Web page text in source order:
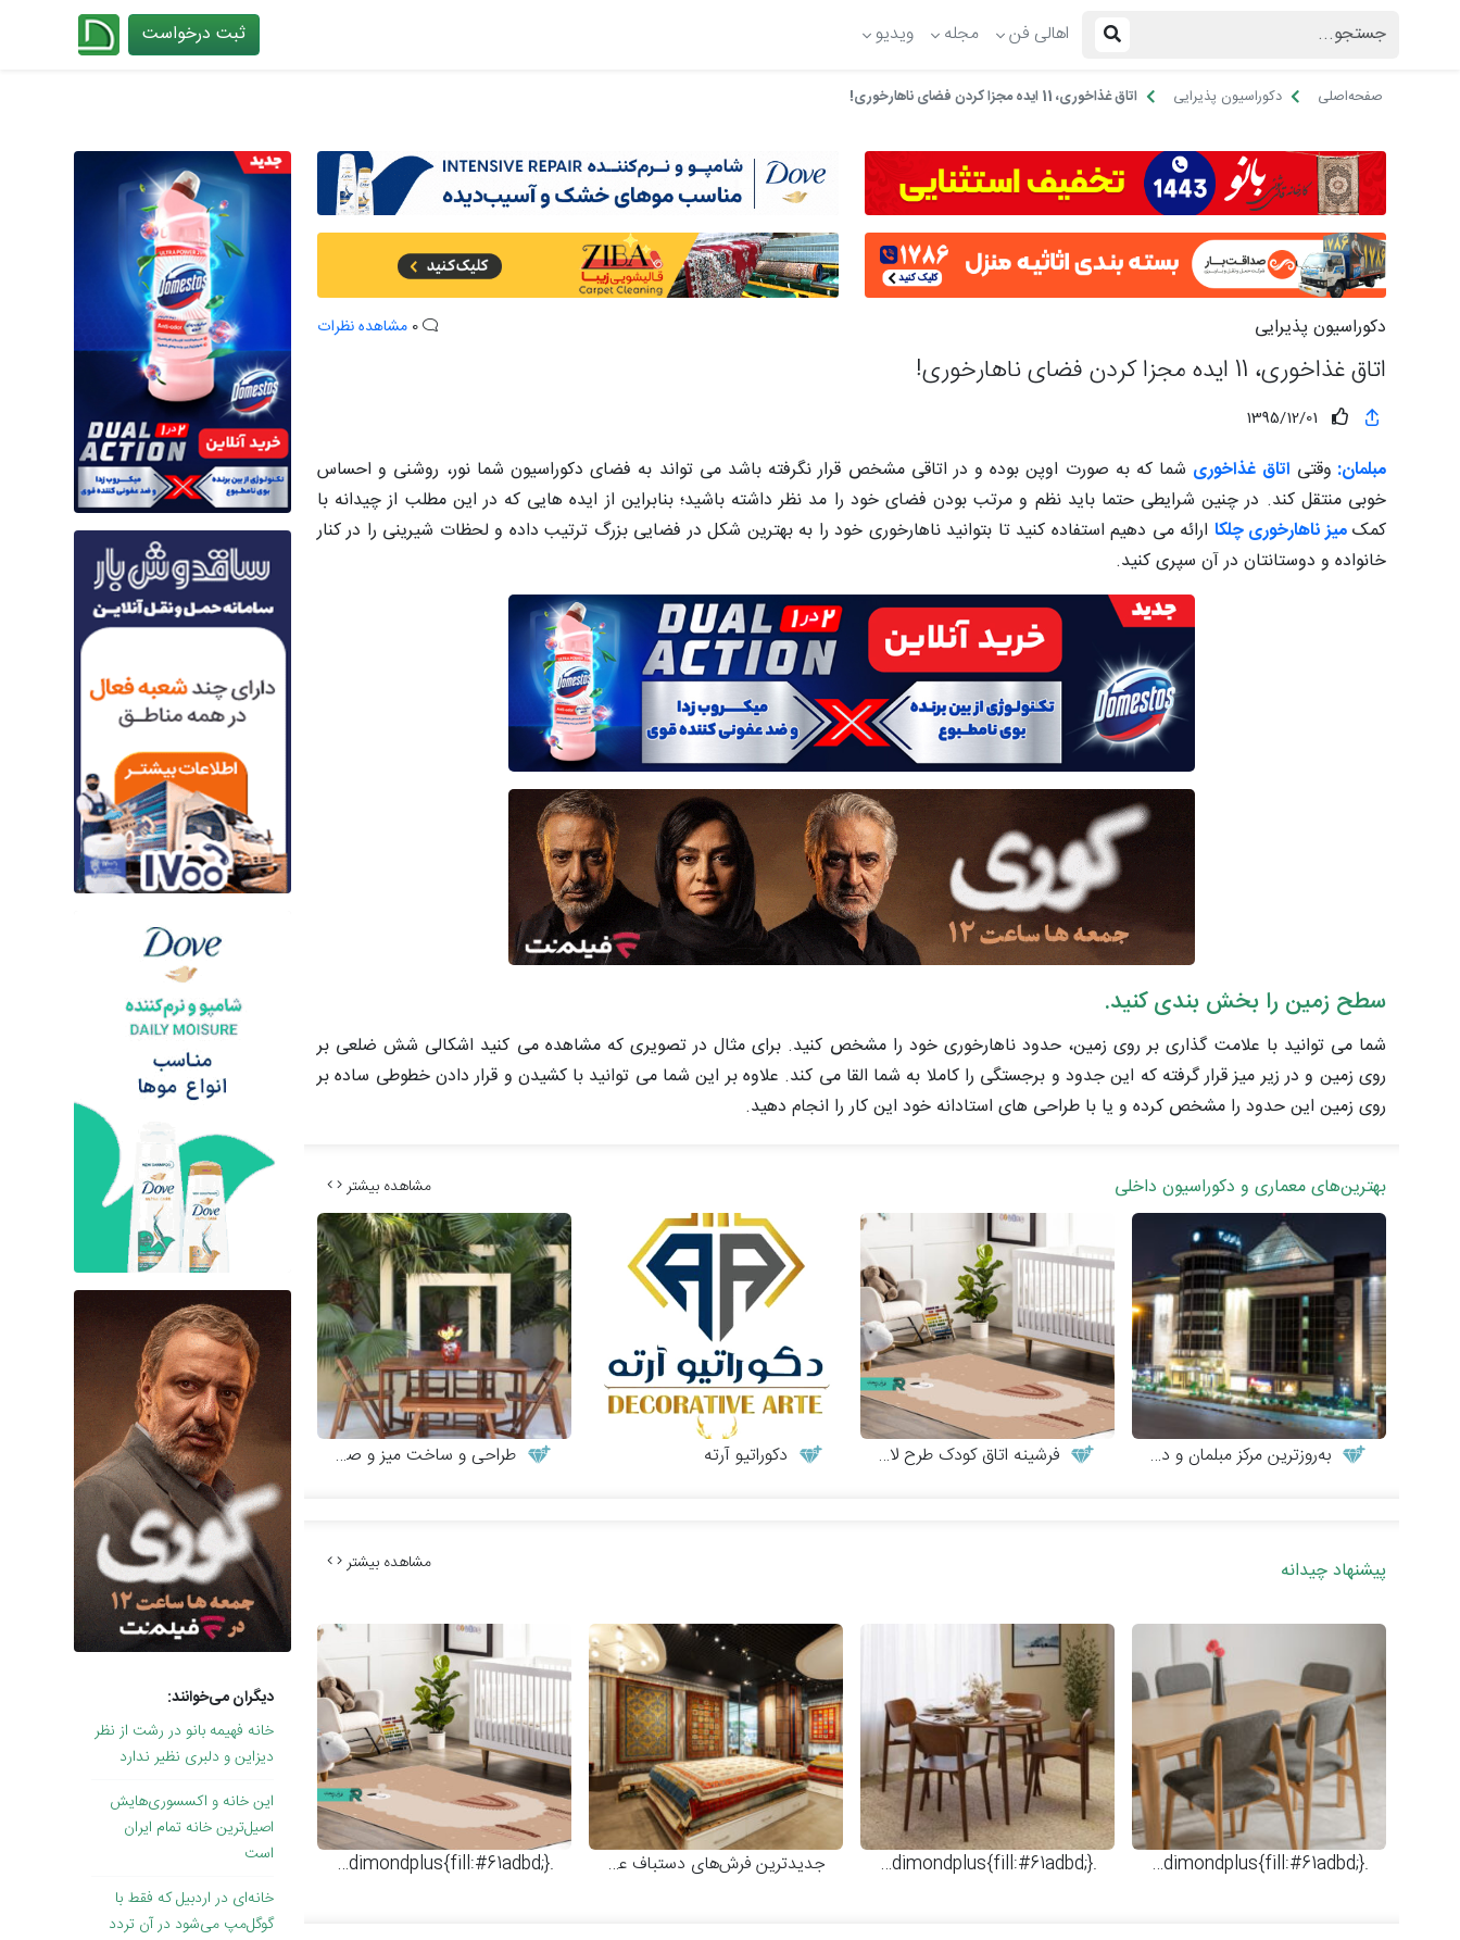
اهالی فن مجله ویدیو ثبت درخواست
صفحه‌اصلی دکوراسیون پذیرایی اتاق غذاخوری، 11 ایده مجزا کردن فضای ناهارخوری!
دکوراسیون پذیرایی مشاهده نظرات
اتاق غذاخوری، 11 ایده مجزا کردن فضای ناهارخوری!
1395/12/01
مبلمان: وقتی اتاق غذاخوری شما که به صورت اوپن بوده و در اتاقی مشخص قرار نگرفته باشد می تواند به فضای دکوراسیون شما نور، روشنی و احساس
خوبی منتقل کند. در چنین شرایطی حتما باید نظم و مرتب بودن فضای خود را مد نظر داشته باشید؛ بنابراین از ایده هایی که در این مطلب از چیدانه با
کمکمیز ناهارخوری چلکا ارائه می دهیم استفاده کنید تا بتوانید ناهارخوری خود را به بهترین شکل در فضایی بزرگ ترتیب داده و لحظات شیرینی را در کنار
خانواده و دوستانتان در آن سپری کنید.
سطح زمین را بخش بندی کنید.
شما می توانید با علامت گذاری بر روی زمین، حدود ناهارخوری خود را مشخص کنید. برای مثال در تصویری که مشاهده می کنید اشکالی شش ضلعی بر
روی زمین و در زیر میز قرار گرفته که این جدود و برجستگی را کاملا به شما القا می کند. علاوه بر این شما می توانید با کشیدن و قرار دادن خطوطی ساده بر
روی زمین این حدود را مشخص کرده و یا با طراحی های استادانه خود این کار را انجام دهید.
بهترین‌های معماری و دکوراسیون داخلی مشاهده بیشتر
به‌روزترین مرکز مبلمان و دکوراسیون فرشینه اتاق کودک طرح لاما دکوراتیو آرته طراحی و ساخت میز و صندلی چوبی
پیشنهاد چیدانه مشاهده بیشتر
.dimondplus{fill:#61adbd;}
جدیدترین مدل‌های میز و صندلی چوبی مدرن
.dimondplus{fill:#61adbd;}
سرویس ناهارخوری شیک و مینیمال جدیدترین فرش‌های دستباف عشایری .dimondplus{fill:#61adbd;}
فرشینه اتاق کودک طرح لاما
دیگران می‌خوانند:
خانه فهیمه بانو در رشت از نظر
دیزاین و دلبری نظیر ندارد
این خانه و اکسسوری‌هایش
اصیل‌ترین خانه تمام ایران
است
خانه‌ای در اردبیل که فقط با
گوگل‌مپ می‌شود در آن تردد